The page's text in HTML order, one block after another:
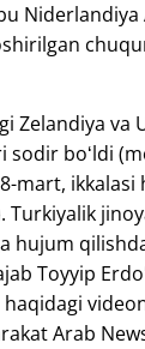
Niderlandiya
Zelandiya va
boʻldi
mart,
Turkiyalik
hujum
Toyyip
Arab